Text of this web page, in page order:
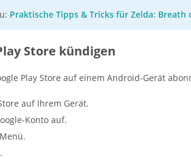
Praktische Tipps & Tricks für Zelda: Breath
Store kündigen
Play Store auf einem Android-Gerät
auf Ihrem Gerät.
Konto auf.